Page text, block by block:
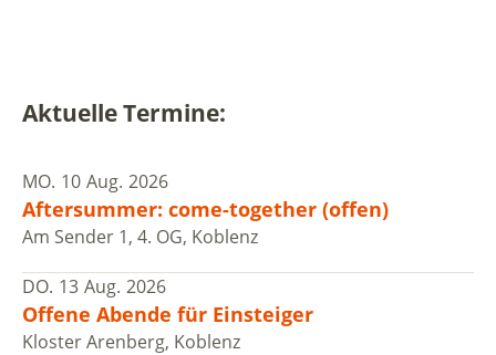
Aktuelle Termine:
MO. 10 Aug. 2026
Aftersummer: come-together (offen)
Am Sender 1, 4. OG, Koblenz
DO. 13 Aug. 2026
Offene Abende für Einsteiger
Kloster Arenberg, Koblenz